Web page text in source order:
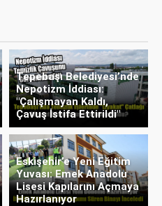
Tepebaşı Belediyesi’nde
Nepotizm İddiası:
"Çalışmayan Kaldı,
Çavuş İstifa Ettirildi"
Eskişehir’e Yeni Eğitim
Yuvası: Emek Anadolu
Lisesi Kapılarını Açmaya
Hazırlanıyor